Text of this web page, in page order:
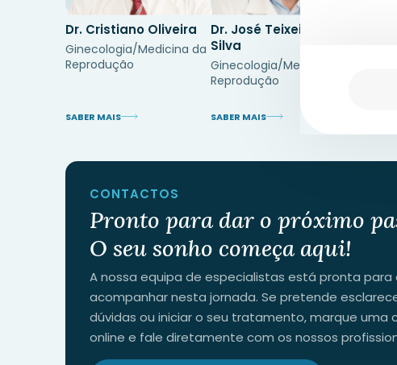
Dr. Cristiano Oliveira
Ginecologia/Medicina da
Reprodução
SABER MAIS
Dr. José Teixeira da
Silva
Ginecologia/Medicina da
Reprodução
SABER MAIS
CONTACTOS
Pronto para dar o próximo
O seu sonho começa aqui!
A nossa equipa de especialistas está pronta para
acompanhar nesta jornada. Se pretende
dúvidas ou iniciar o seu tratamento, marque uma
online e fale diretamente com os nossos